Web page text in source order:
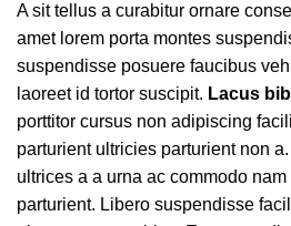
A sit tellus a curabitur ornare
amet lorem porta montes
suspendisse posuere faucibus
laoreet id tortor suscipit. Lacus
porttitor cursus non adipiscing
parturient ultricies parturient non
ultrices a a urna ac commodo
parturient. Libero suspendisse